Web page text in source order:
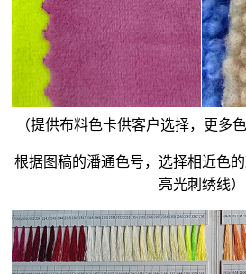
（提供布料色卡供客户选择，更多
根据图稿的潘通色号，选择相近色
亮光刺绣线）